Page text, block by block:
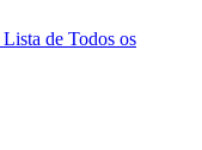
Lista de Todos os